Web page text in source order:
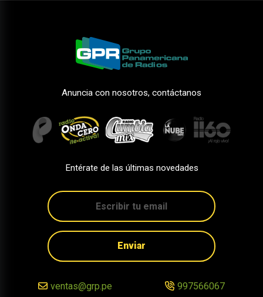
Anuncia con nosotros, contáctanos
Entérate de las últimas novedades
Enviar
ventas@grp.pe 997566067